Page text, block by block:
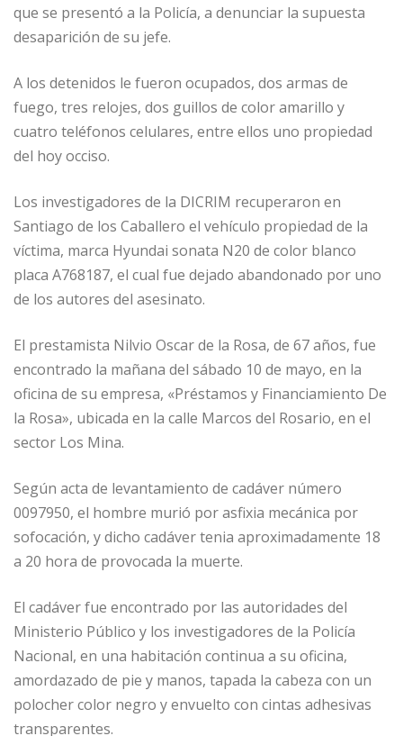
que se presentó a la Policía, a denunciar la supuesta
desaparición de su jefe.
A los detenidos le fueron ocupados, dos armas de
fuego, tres relojes, dos guillos de color amarillo y
cuatro teléfonos celulares, entre ellos uno propiedad
del hoy occiso.
Los investigadores de la DICRIM recuperaron en
Santiago de los Caballero el vehículo propiedad de la
víctima, marca Hyundai sonata N20 de color blanco
placa A768187, el cual fue dejado abandonado por uno
de los autores del asesinato.
El prestamista Nilvio Oscar de la Rosa, de 67 años, fue
encontrado la mañana del sábado 10 de mayo, en la
oficina de su empresa, «Préstamos y Financiamiento De
la Rosa», ubicada en la calle Marcos del Rosario, en el
sector Los Mina.
Según acta de levantamiento de cadáver número
0097950, el hombre murió por asfixia mecánica por
sofocación, y dicho cadáver tenia aproximadamente 18
a 20 hora de provocada la muerte.
El cadáver fue encontrado por las autoridades del
Ministerio Público y los investigadores de la Policía
Nacional, en una habitación continua a su oficina,
amordazado de pie y manos, tapada la cabeza con un
polocher color negro y envuelto con cintas adhesivas
transparentes.